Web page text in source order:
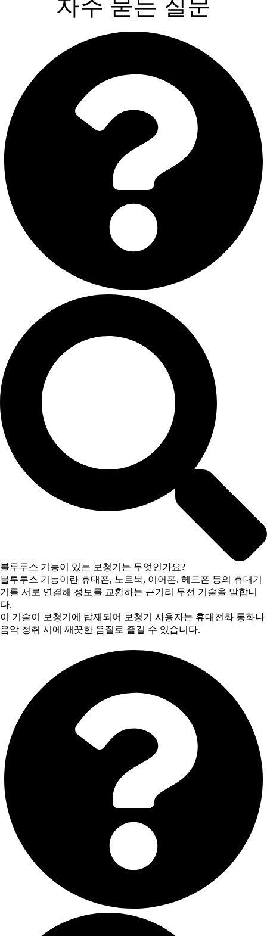
자주 묻는 질문
블루투스 기능이 있는 보청기는 무엇인가요?
블루투스 기능이란 휴대폰, 노트북, 이어폰. 헤드폰 등의 휴대기
기를 서로 연결해 정보를 교환하는 근거리 무선 기술을 말합니
다.
이 기술이 보청기에 탑재되어 보청기 사용자는 휴대전화 통화나
음악 청취 시에 깨끗한 음질로 즐길 수 있습니다.